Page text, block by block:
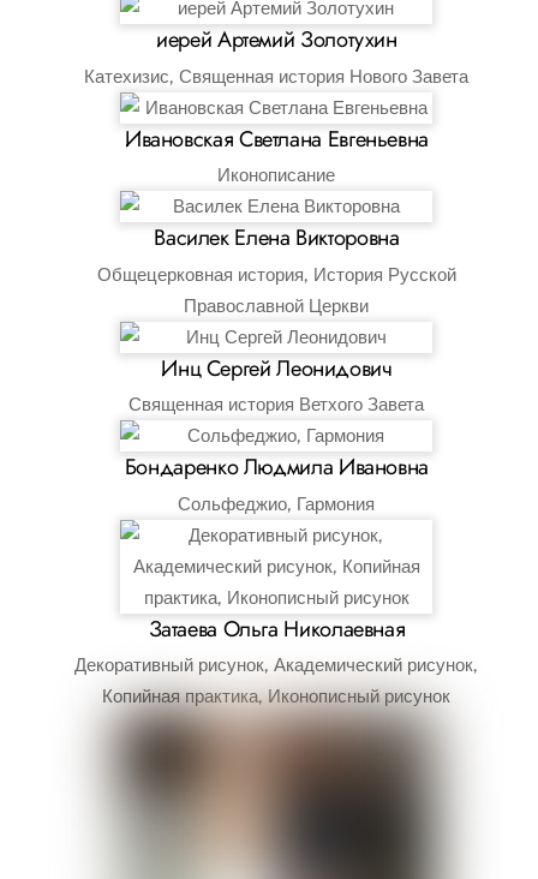
иерей Артемий Золотухин
Катехизис, Священная история Нового Завета
Ивановская Светлана Евгеньевна
Иконописание
Василек Елена Викторовна
Общецерковная история, История Русской
Православной Церкви
Инц Сергей Леонидович
Священная история Ветхого Завета
Бондаренко Людмила Ивановна
Сольфеджио, Гармония
Затаева Ольга Николаевная
Декоративный рисунок, Академический рисунок,
Копийная практика, Иконописный рисунок